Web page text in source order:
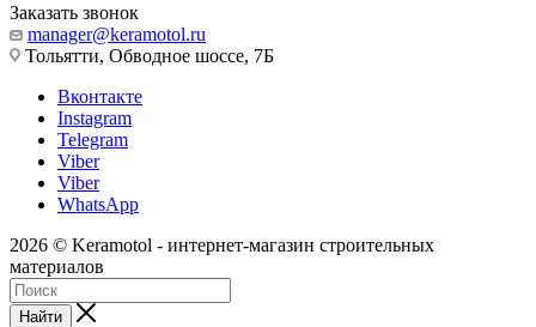
Заказать звонок
manager@keramotol.ru
Тольятти, Обводное шоссе, 7Б
Вконтакте
Instagram
Telegram
Viber
Viber
WhatsApp
2026 © Keramotol - интернет-магазин строительных
материалов
Найти